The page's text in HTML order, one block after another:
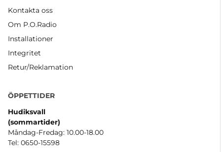
Kontakta oss
Om P.O.Radio
Installationer
Integritet
Retur/Reklamation
ÖPPETTIDER
Hudiksvall
(sommartider)
Måndag-Fredag: 10.00-18.00
Tel: 0650-15598